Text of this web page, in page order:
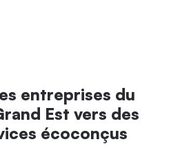
entreprises du
Est vers des
écoconçus